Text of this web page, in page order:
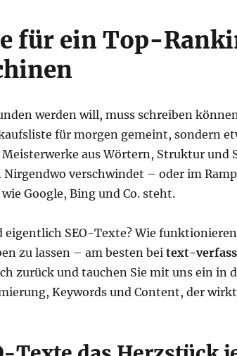
für ein Top-
werden will, muss schreiben
für morgen gemeint, sondern
Meisterwerke aus Wörtern, Struktur und
verschwindet – oder im
Google, Bing und Co. steht.
eigentlich SEO-Texte? Wie
zu lassen – am besten beitext-
zurück und tauchen Sie mit uns ein in
Keywords und Content, der